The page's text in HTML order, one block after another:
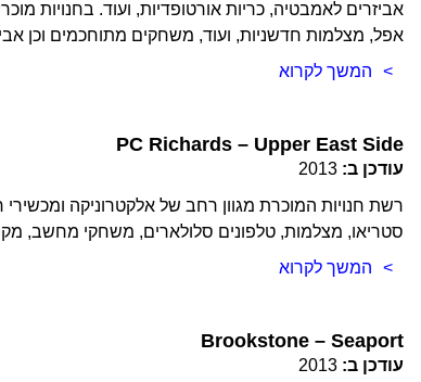
אביזרים לאמבטיה, כריות אורטופדיות, ועוד. בחנויות
אפל, מצלמות חדשניות, ועוד, משחקים מתוחכמים וכן
המשך לקרוא
PC Richards – Upper East Side
עודכן ב: 2013
רשת חנויות המוכרת מגוון רחב של אלקטרוניקה
סטריאו, מצלמות, טלפונים סלולארים, משחקי מחשב,
המשך לקרוא
Brookstone – Seaport
עודכן ב: 2013